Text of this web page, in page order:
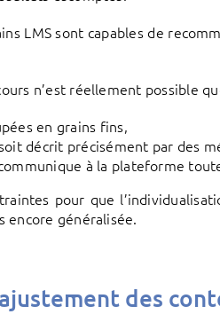
LMS sont capables de
n’est réellement possible
en grains fins,
décrit précisément par des
à la plateforme
pour que
encore généralisée.
des